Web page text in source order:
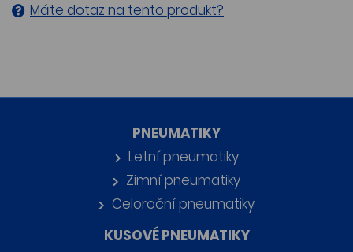
Máte dotaz na tento produkt?
PNEUMATIKY
Letní pneumatiky
Zimní pneumatiky
Celoroční pneumatiky
KUSOVÉ PNEUMATIKY